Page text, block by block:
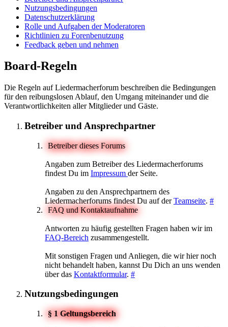
Nutzungsbedingungen
Datenschutzerklärung
Rolle und Aufgaben der Moderatoren
Richtlinien zu Forenbenutzung
Feedback geben und nehmen
Board-Regeln
Die Regeln auf Liedermacherforum beschreiben die Bedingungen
für den reibungslosen Ablauf, den Umgang miteinander und die
Verantwortlichkeiten aller Mitglieder und Gäste.
Betreiber und Ansprechpartner
Betreiber dieses Forums
Angaben zum Betreiber des Liedermacherforums
findest Du im Impressum der Seite.
Angaben zu den Ansprechpartnern des
Liedermacherforums findest Du auf derTeamseite. #
FAQ und Kontaktaufnahme
Antworten zu häufig gestellten Fragen haben wir im
FAQ-Bereich zusammengestellt.
Mit sonstigen Fragen und Anliegen, die wir hier noch
nicht behandelt haben, kannst Du Dich an uns wenden
über das Kontaktformular. #
Nutzungsbedingungen
§ 1 Geltungsbereich